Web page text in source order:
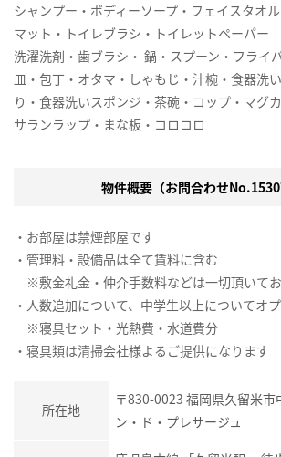
シャンプー・ボディーソープ・フェイスタオ
マット・トイレブラシ・トイレットペーパー
洗濯洗剤・歯ブラシ・ 鍋・スプーン・フライ
皿・包丁・オタマ・しゃもじ・汁椀・食器洗
り・食器洗いスポンジ・茶碗・コップ・マグ
サランラップ・まな板・コロコロ
物件概要（お問合わせ
・お部屋は禁煙部屋です
・管理料・設備品は全て賃料に含む
※敷金礼金・仲介手数料などは一切頂いてお
・人数追加について、中学生以上についてオ
※寝具セット・光熱費・水道費分
・寝具類は清掃会社様よるご提供になります
所在地
〒830-0023 福岡県久留米市
ン・ド・プレサージュ